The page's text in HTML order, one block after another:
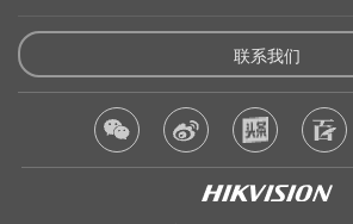
招贤纳士
联系我们
维修在线申请
维修状态查询
产品延保购买
产品公告
海康云眸
海康互联
海康合作伙伴
供应商平台
产品使用倡议
法律声明
联系我们